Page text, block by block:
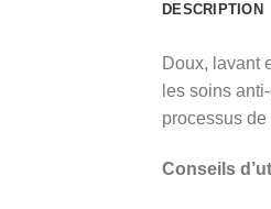
DESCRIPTION
Doux, lavant
les soins
processus
Conseils